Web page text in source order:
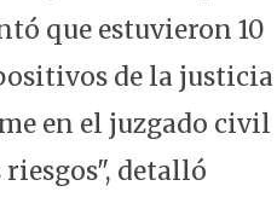
que estuvieron 10
de la justicia
en el juzgado civil
riesgos", detalló